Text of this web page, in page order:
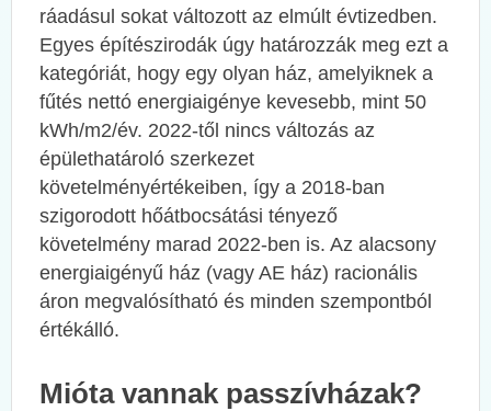
ráadásul sokat változott az elmúlt évtizedben.
Egyes építészirodák úgy határozzák meg ezt a
kategóriát, hogy egy olyan ház, amelyiknek a
fűtés nettó energiaigénye kevesebb, mint 50
kWh/m2/év. 2022-től nincs változás az
épülethatároló szerkezet
követelményértékeiben, így a 2018-ban
szigorodott hőátbocsátási tényező
követelmény marad 2022-ben is. Az alacsony
energiaigényű ház (vagy AE ház) racionális
áron megvalósítható és minden szempontból
értékálló.
Mióta vannak passzívházak?